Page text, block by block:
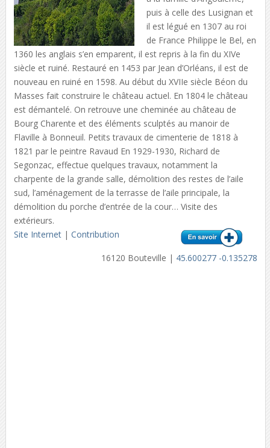
puis à celle des Lusignan et
il est légué en 1307 au roi
de France Philippe le Bel, en
1360 les anglais s’en emparent, il est repris à la fin du XIVe
siècle et ruiné. Restauré en 1453 par Jean d’Orléans, il est de
nouveau en ruiné en 1598. Au début du XVIIe siècle Béon du
Masses fait construire le château actuel. En 1804 le château
est démantelé. On retrouve une cheminée au château de
Bourg Charente et des éléments sculptés au manoir de
Flaville à Bonneuil. Petits travaux de cimenterie de 1818 à
1821 par le peintre Ravaud En 1929-1930, Richard de
Segonzac, effectue quelques travaux, notamment la
charpente de la grande salle, démolition des restes de l’aile
sud, l’aménagement de la terrasse de l’aile principale, la
démolition du porche d’entrée de la cour… Visite des
extérieurs.
Site Internet| Contribution
16120 Bouteville | 45.600277 -0.135278